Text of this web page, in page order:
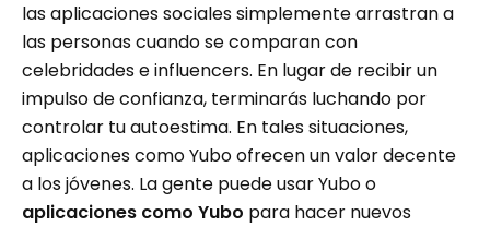
las aplicaciones sociales simplemente arrastran a
las personas cuando se comparan con
celebridades e influencers. En lugar de recibir un
impulso de confianza, terminarás luchando por
controlar tu autoestima. En tales situaciones,
aplicaciones como Yubo ofrecen un valor decente
a los jóvenes. La gente puede usar Yubo o
aplicaciones como Yubo para hacer nuevos